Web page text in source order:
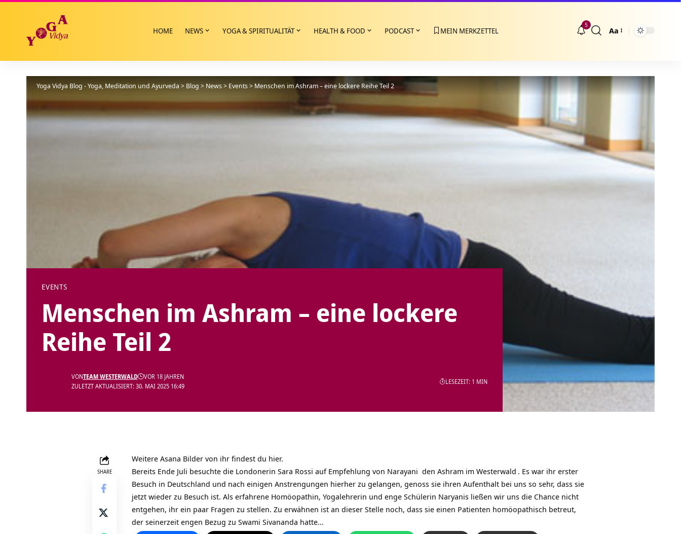
HOME NEWS YOGA & SPIRITUALITÄT HEALTH & FOOD PODCAST MEIN MERKZETTEL
5
Größenänderung
Aa
Yoga Vidya Blog - Yoga, Meditation und Ayurveda > Blog > News> Events> Menschen im Ashram – eine lockere Reihe Teil 2
EVENTS
Menschen im Ashram – eine lockere
Reihe Teil 2
ZULETZT AKTUALISIERT: 30. MAI 2025 16:49
VONTEAM WESTERWALD VOR 18 JAHREN
LESEZEIT: 1 MIN
SHARE
Weitere Asana Bilder von ihr findest du hier.
Bereits Ende Juli besuchte die Londonerin Sara Rossi auf Empfehlung von Narayani den Ashram im Westerwald . Es war ihr erster
Besuch in Deutschland und nach einigen Anstrengungen hierher zu gelangen, genoss sie ihren Aufenthalt bei uns so sehr, dass sie
jetzt wieder zu Besuch ist. Als erfahrene Homöopathin, Yogalehrerin und enge Schülerin Naryanis ließen wir uns die Chance nicht
entgehen, ihr ein paar Fragen zu stellen. Zu erwähnen ist an dieser Stelle noch, dass sie einen Patienten homöopathisch betreut,
der seinerzeit engen Bezug zu Swami Sivananda hatte…